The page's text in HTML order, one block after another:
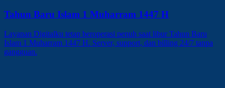
Tahun Baru Islam 1 Muharram 1447 H
Layanan Digitalku tetap beroperasi penuh saat libur Tahun Baru
Islam 1 Muharram 1447 H. Server, support, dan billing 24/7 tanpa
gangguan.